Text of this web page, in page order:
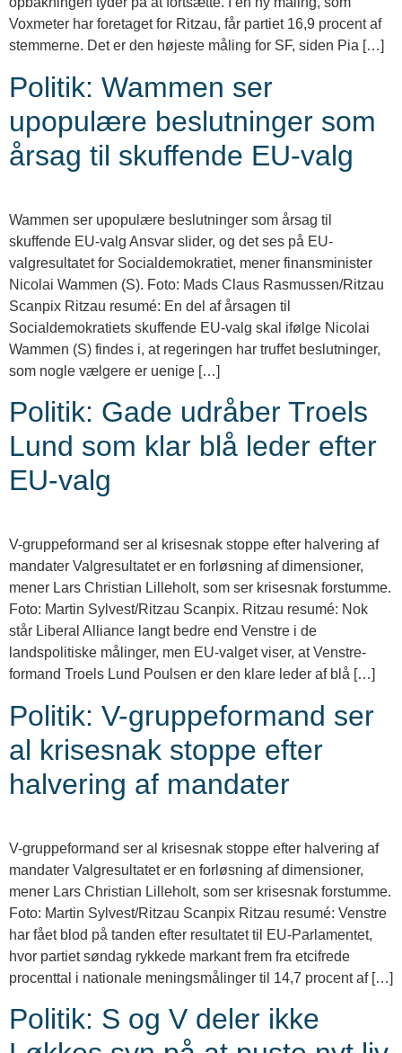
Voxmeter har foretaget for Ritzau, får partiet 16,9 procent af
stemmerne. Det er den højeste måling for SF, siden Pia […]
Politik: Wammen ser
upopulære beslutninger som
årsag til skuffende EU-valg
Wammen ser upopulære beslutninger som årsag til
skuffende EU-valg Ansvar slider, og det ses på EU-
valgresultatet for Socialdemokratiet, mener finansminister
Nicolai Wammen (S). Foto: Mads Claus Rasmussen/Ritzau
Scanpix Ritzau resumé: En del af årsagen til
Socialdemokratiets skuffende EU-valg skal ifølge Nicolai
Wammen (S) findes i, at regeringen har truffet beslutninger,
som nogle vælgere er uenige […]
Politik: Gade udråber Troels
Lund som klar blå leder efter
EU-valg
V-gruppeformand ser al krisesnak stoppe efter halvering af
mandater Valgresultatet er en forløsning af dimensioner,
mener Lars Christian Lilleholt, som ser krisesnak forstumme.
Foto: Martin Sylvest/Ritzau Scanpix. Ritzau resumé: Nok
står Liberal Alliance langt bedre end Venstre i de
landspolitiske målinger, men EU-valget viser, at Venstre-
formand Troels Lund Poulsen er den klare leder af blå […]
Politik: V-gruppeformand ser
al krisesnak stoppe efter
halvering af mandater
V-gruppeformand ser al krisesnak stoppe efter halvering af
mandater Valgresultatet er en forløsning af dimensioner,
mener Lars Christian Lilleholt, som ser krisesnak forstumme.
Foto: Martin Sylvest/Ritzau Scanpix Ritzau resumé: Venstre
har fået blod på tanden efter resultatet til EU-Parlamentet,
hvor partiet søndag rykkede markant frem fra etcifrede
procenttal i nationale meningsmålinger til 14,7 procent af […]
Politik: S og V deler ikke